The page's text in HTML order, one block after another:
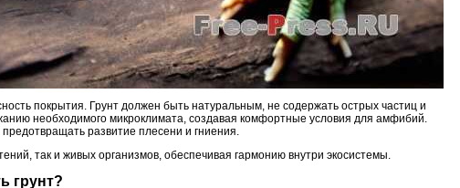
покрытия. Грунт должен быть натуральным, не содержать острых частиц и
необходимого микроклимата, создавая комфортные условия для амфибий.
развитие плесени и гниения.
так и живых организмов, обеспечивая гармонию внутри экосистемы.
грунт?